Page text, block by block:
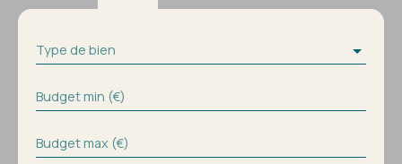
Type de bien
Budget min (€)
Budget max (€)